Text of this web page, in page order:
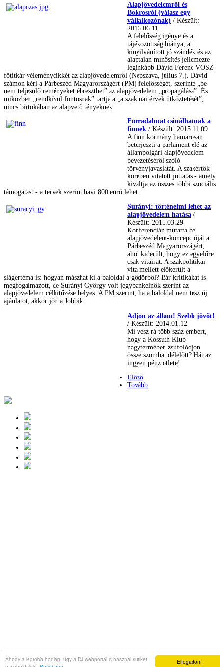
Elfogadom!
Ahogy a legtöbb honlap, úgy a DJ webportál is használ sütiket
Alapjövedelemről és
Bokrosról (válasz egy
vállalkozónak) / Készült:
2016.06.11
A felelősség igénye és a
tájékozottság hiánya, a
kinyilvánított jó szándék és az
alaptalan minősítés jellemezte
leginkább Dávid Ferenc VOSZ-
főtitkár véleménycikkét az alapjövedelemről (Népszava, július 7.). Dávid
számon kéri a Párbeszéd Magyarországért (PM) felelősségét, szerinte „be
nem teljesülő reményeket ébreszthet” az alapjövedelem „propagálása”. És
miközben „rendkívül fontosnak” tartja a „a szakmai érvek ütköztetését”,
nincs birtokában az alapvető tényeknek.
Forradalmat csinálhatnak a
finnek / Készült: 2015.11.09
A finn kormány hamarosan
beterjeszti a parlament elé az
állampolgári alapjövedelem
bevezetéséről szóló
törvényjavaslatát. A szakértők
körében vitatott juttatás - amely
kiváltja az összes többi szociális
támogatást - a tervek szerint havi 800 euró lehet.
Surányi: történelmi lehet az
alapjövedelem hatása /
Készült: 2015.03.29
Konferencián mutatta be
alapjövedelem-koncepcióját a
Párbeszéd Magyarországért,
ahol kiderült, hogy ez egyelőre
csak vitairat. A szakpolitikai
vita mellett előkerült a
slágertéma is: hogyan mászhat ki a baloldal a gödörből? Bár kritikákat is
megfogalmazott, de Surányi György volt jegybankelnök szerint az
alapjövedelem célkitűzése helyes. A PM szerint, ha a baloldal nem tesz új
ajánlatot, akkor jön a Jobbik.
Adjon az állam! Szebb jövőt!
/ Készült: 2014.01.12
Mi vesz rá több száz embert,
hogy a Kossuth Klub
nagytermében zsúfolódjon
össze szombat délelőtt? Hát az
ingyen pénz ötlete!
Előző
Tovább